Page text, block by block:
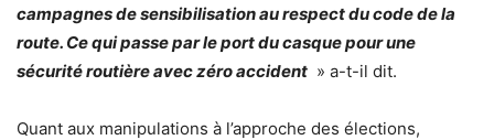
campagnes de sensibilisation au respect du code de la
route. Ce qui passe par le port du casque pour une
sécurité routière avec zéro accident » a-t-il dit.
Quant aux manipulations à l’approche des élections,